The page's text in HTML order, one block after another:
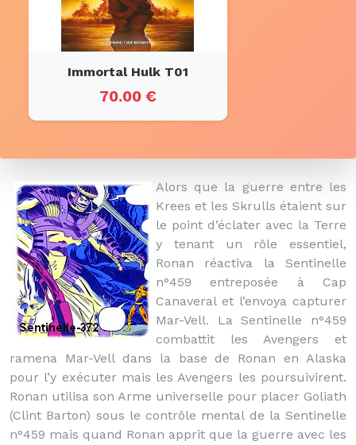
Immortal Hulk T01
70.00 €
Alors que la guerre entre les
Krees et les Skrulls étaient sur
le point d’éclater avec la Terre
y tenant un rôle essentiel,
Ronan réactiva la Sentinelle
n°459 entreposée à Cap
Canaveral et l’envoya capturer
Mar-Vell. La Sentinelle n°459
combattit les Avengers et
ramena Mar-Vell dans la base de Ronan en Alaska
pour l’y exécuter mais les Avengers les poursuivirent.
Ronan utilisa son Arme universelle pour placer Goliath
(Clint Barton) sous le contrôle mental de la Sentinelle
n°459 mais quand Ronan apprit que la guerre avec les